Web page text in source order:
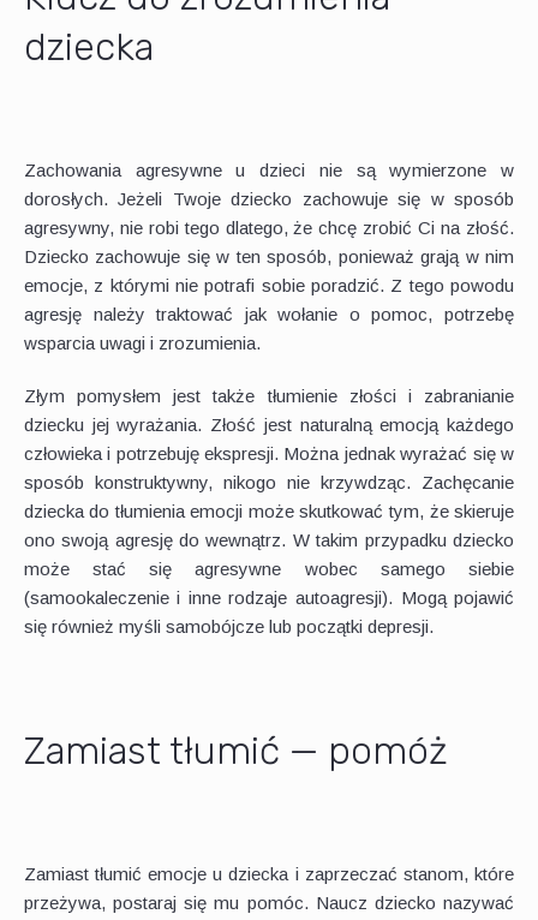
dziecka
Zachowania agresywne u dzieci nie są wymierzone w
dorosłych. Jeżeli Twoje dziecko zachowuje się w sposób
agresywny, nie robi tego dlatego, że chcę zrobić Ci na złość.
Dziecko zachowuje się w ten sposób, ponieważ grają w nim
emocje, z którymi nie potrafi sobie poradzić. Z tego powodu
agresję należy traktować jak wołanie o pomoc, potrzebę
wsparcia uwagi i zrozumienia.
Złym pomysłem jest także tłumienie złości i zabranianie
dziecku jej wyrażania. Złość jest naturalną emocją każdego
człowieka i potrzebuję ekspresji. Można jednak wyrażać się w
sposób konstruktywny, nikogo nie krzywdząc. Zachęcanie
dziecka do tłumienia emocji może skutkować tym, że skieruje
ono swoją agresję do wewnątrz. W takim przypadku dziecko
może stać się agresywne wobec samego siebie
(samookaleczenie i inne rodzaje autoagresji). Mogą pojawić
się również myśli samobójcze lub początki depresji.
Zamiast tłumić — pomóż
Zamiast tłumić emocje u dziecka i zaprzeczać stanom, które
przeżywa, postaraj się mu pomóc. Naucz dziecko nazywać